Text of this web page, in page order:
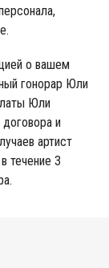
о вашем
гонорар Юли
Юли
и
артист
течение 3